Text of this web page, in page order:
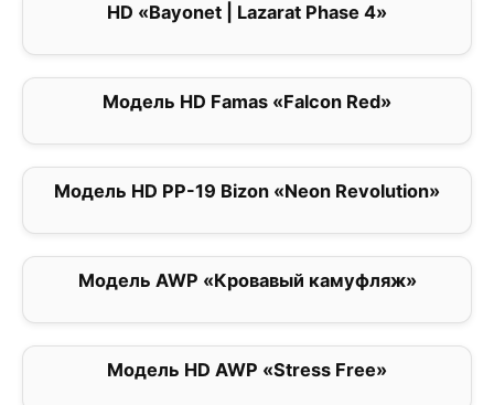
HD «Bayonet | Lazarat Phase 4»
Модель HD Famas «Falcon Red»
Модель HD PP-19 Bizon «Neon Revolution»
Модель AWP «Кровавый камуфляж»
Модель HD AWP «Stress Free»